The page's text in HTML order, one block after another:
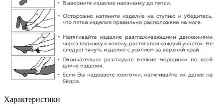
Характеристики